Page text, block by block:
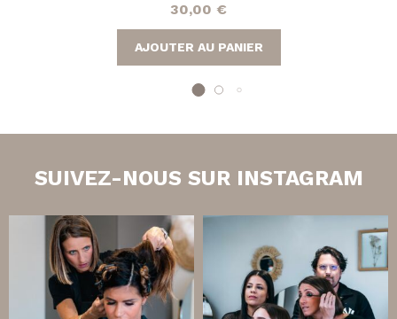
30,00 €
AJOUTER AU PANIER
SUIVEZ-NOUS SUR INSTAGRAM